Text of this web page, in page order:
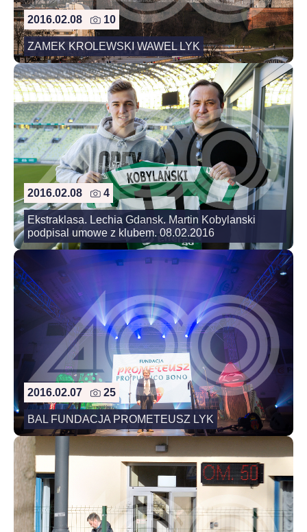
2016.02.08 10
ZAMEK KROLEWSKI WAWEL LYK
2016.02.08 4
Ekstraklasa. Lechia Gdansk. Martin Kobylanski
podpisal umowe z klubem. 08.02.2016
2016.02.07 25
BAL FUNDACJA PROMETEUSZ LYK